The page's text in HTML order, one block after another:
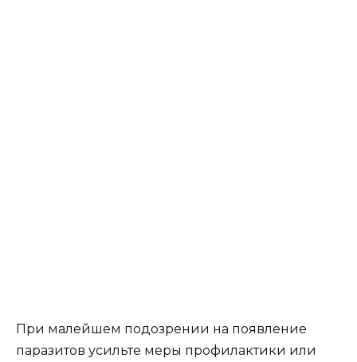
При малейшем подозрении на появление
паразитов усильте меры профилактики или